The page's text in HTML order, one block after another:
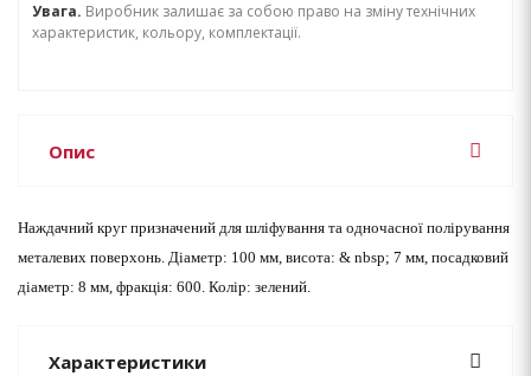
Увага. Виробник залишає за собою право на зміну технічних
характеристик, кольору, комплектації.
Опис
Наждачний круг призначений для шліфування та одночасної полірування
металевих поверхонь. Діаметр: 100 мм, висота: & nbsp; 7 мм, посадковий
діаметр: 8 мм, фракція: 600. Колір: зелений.
Характеристики